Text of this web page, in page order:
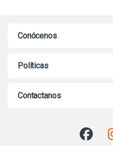
Conócenos
Políticas
Contactanos